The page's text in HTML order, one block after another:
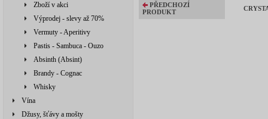
Zboží v akci
Výprodej - slevy až 70%
Vermuty - Aperitivy
Pastis - Sambuca - Ouzo
Absinth (Absint)
Brandy - Cognac
Whisky
Vína
Džusy, šťávy a mošty
PŘEDCHOZÍ
PRODUKT